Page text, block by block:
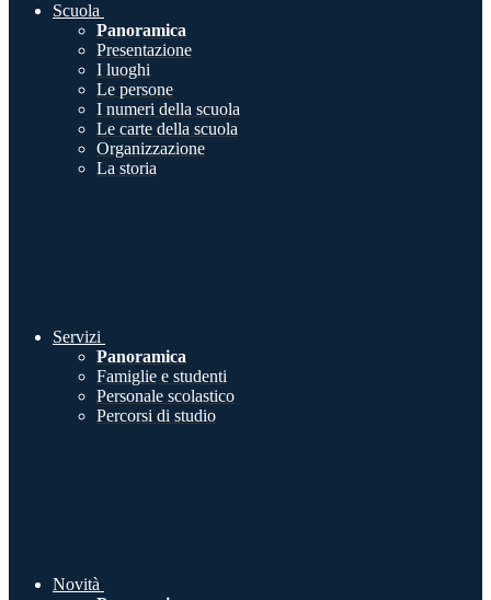
Scuola
Panoramica
Presentazione
I luoghi
Le persone
I numeri della scuola
Le carte della scuola
Organizzazione
La storia
Servizi
Panoramica
Famiglie e studenti
Personale scolastico
Percorsi di studio
Novità